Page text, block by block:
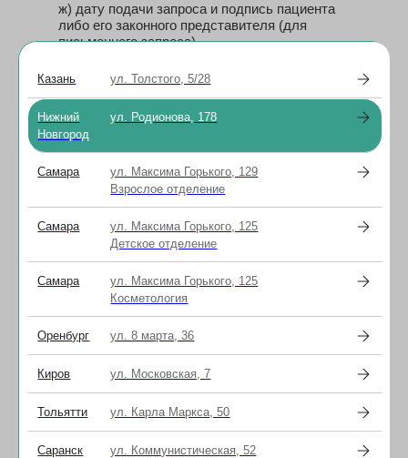
ж) дату подачи запроса и подпись пациента
либо его законного представителя (для
письменного запроса).
3. Срок обработки запроса составляет 30
дней с момента получения клиникой запроса.
4. Копия медицинской документации
предоставляется пациенту при личном
обращении либо почтой РФ заказным
письмом (Вам необходимо будет явиться на
почту и забрать документы).
1Клиника действует в рамках ПРИКАЗА
МИНЗДРАВА РФ от 31 июля 2020 г. N 789 н
ОБ УТВЕРЖДЕНИИ ПОРЯДКА И
СРОКОВ ПРЕДОСТАВЛЕНИЯ
МЕДИЦИНСКИХ ДОКУМЕНТОВ (ИХ
КОПИЙ) И ВЫПИСОК ИЗ НИХ
Казань ул. Толстого, 5/28
Нижний
Новгород
ул. Родионова, 178
Самара
ул. Максима Горького, 129
Взрослое отделение
Самара
ул. Максима Горького, 125
Детское отделение
Самара
ул. Максима Горького, 125
Косметология
Оренбург ул. 8 марта, 36
Киров ул. Московская, 7
Тольятти ул. Карла Маркса, 50
Саранск ул. Коммунистическая, 52